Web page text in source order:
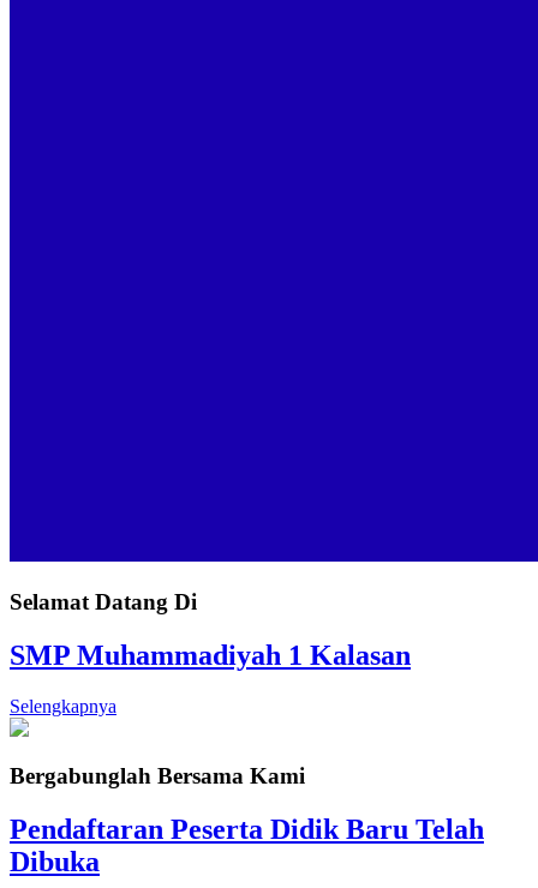
Selamat Datang Di
SMP Muhammadiyah 1 Kalasan
Selengkapnya
Bergabunglah Bersama Kami
Pendaftaran Peserta Didik Baru Telah
Dibuka